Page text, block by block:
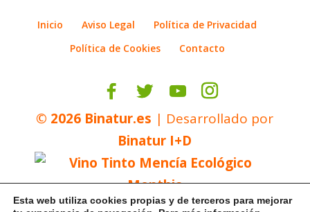
Inicio Aviso Legal
Política de Privacidad
Política de Cookies
Contacto
© 2026 Binatur.es | Desarrollado por
Binatur I+D
Esta web utiliza cookies propias y de terceros para mejorar